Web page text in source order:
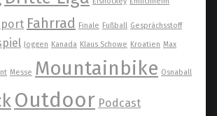
Fahrrad Finale Fußball Gesprächsstoff
Joggen Kanada Klaus Schowe Kroatien Max
Messe Mountainbike Osnaball
Outdoor Podcast